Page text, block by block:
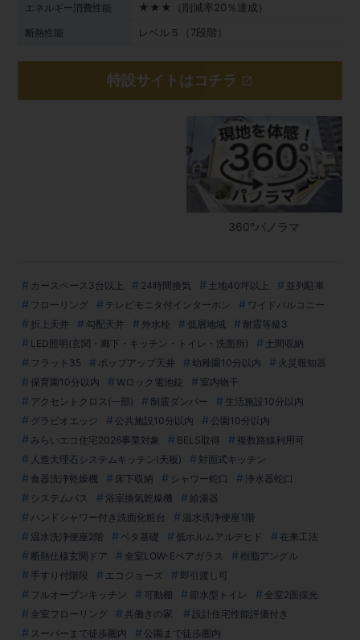
エネルギー消費性能 ★★★（削減率20％達成）
断熱性能 レベル５（7段階）
カースペース3台以上 24時間換気 土地40坪以上
並列駐車
フローリング
テレビモニタ付インターホン
ワイドバルコニー
折上天井
勾配天井 外水栓 低層地域
耐震等級3
LED照明(玄関・廊下・キッチン・トイレ・洗面所)
土間収納
フラット35
ポップアップ天井 幼稚園10分以内
火災報知器
保育園10分以内
Wロック電池錠
室内物干
アクセントクロス(一部)
制震ダンパー
生活施設10分以内
グラビオエッジ
公共施設10分以内
公園10分以内
みらいエコ住宅2026事業対象
BELS取得
複数路線利用可
人造大理石システムキッチン(天板)
対面式キッチン
食器洗浄乾燥機
床下収納 シャワー蛇口
浄水器蛇口
システムバス
浴室換気乾燥機
給湯器
ハンドシャワー付き洗面化粧台
温水洗浄便座1階
温水洗浄便座2階
ベタ基礎 低ホルムアルデヒド
在来工法
断熱仕様玄関ドア
全室LOW-Eペアガラス
樹脂アングル
手すり付階段
エコジョーズ
即引渡し可
フルオープンキッチン
可動棚 節水型トイレ
全室2面採光
全室フローリング
共働きの家
設計住宅性能評価付き
スーパーまで徒歩圏内
公園まで徒歩圏内
特設サイトはコチラ
360°パノラマ